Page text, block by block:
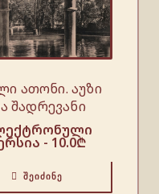
ათონი. აუზი
შადრევანი
- 10.0₾
ᲨᲔᲘᲫᲘᲜᲔ